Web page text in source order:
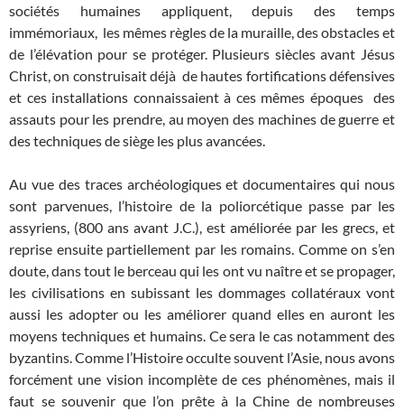
sociétés humaines appliquent, depuis des temps
immémoriaux, les mêmes règles de la muraille, des obstacles et
de l’élévation pour se protéger. Plusieurs siècles avant Jésus
Christ, on construisait déjà de hautes fortifications défensives
et ces installations connaissaient à ces mêmes époques des
assauts pour les prendre, au moyen des machines de guerre et
des techniques de siège les plus avancées.
Au vue des traces archéologiques et documentaires qui nous
sont parvenues, l’histoire de la poliorcétique passe par les
assyriens, (800 ans avant J.C.), est améliorée par les grecs, et
reprise ensuite partiellement par les romains. Comme on s’en
doute, dans tout le berceau qui les ont vu naître et se propager,
les civilisations en subissant les dommages collatéraux vont
aussi les adopter ou les améliorer quand elles en auront les
moyens techniques et humains. Ce sera le cas notamment des
byzantins. Comme l’Histoire occulte souvent l’Asie, nous avons
forcément une vision incomplète de ces phénomènes, mais il
faut se souvenir que l’on prête à la Chine de nombreuses